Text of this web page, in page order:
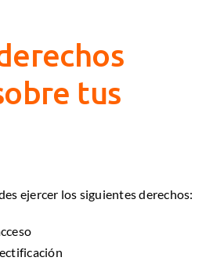
tus
ejercer los siguientes derechos: